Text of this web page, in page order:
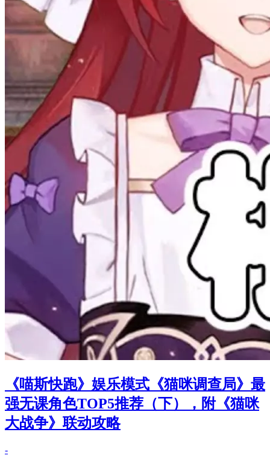
《喵斯快跑》娱乐模式《猫咪调查局》最
强无课角色TOP5推荐（下），附《猫咪
大战争》联动攻略
-